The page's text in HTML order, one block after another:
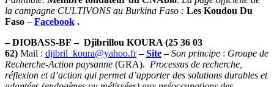
la campagne CULTIVONS au Burkina Faso : Les Koudou Du
Faso – Facebook .
– DIOBASS-BF – Djibrillou KOURA (25 36 03
62) Mail : djibril_koura@yahoo.fr–Site–Son principe : Groupe de
Recherche-Action paysanne (GRA). Processus de recherche,
réflexion et d’action qui permet d’apporter des solutions durables et